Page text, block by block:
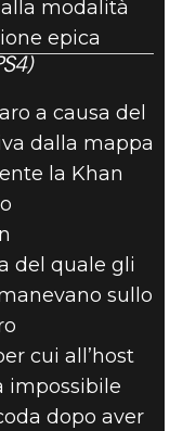
modalità
epica
a causa del
dalla mappa
la Khan
del quale gli
sullo
cui all’host
impossibile
dopo aver